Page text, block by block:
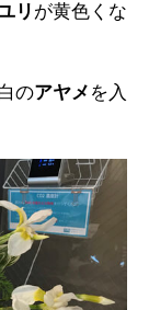
リ が黄色くな
のアヤメ を入